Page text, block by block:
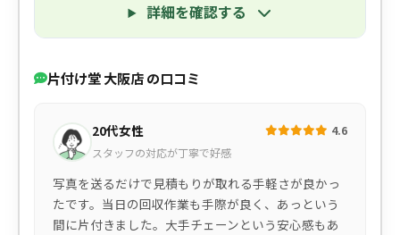
詳細を確認する
片付け堂 大阪店 の口コミ
20代女性
スタッフの対応が丁寧で好感
4.6
写真を送るだけで見積もりが取れる手軽さが良かっ
たです。当日の回収作業も手際が良く、あっという
間に片付きました。大手チェーンという安心感もあ